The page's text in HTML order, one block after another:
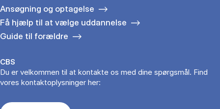
Ansøgning og optagelse
Få hjælp til at vælge uddannelse
Guide til forældre
CBS
Du er velkommen til at kontakte os med dine spørgsmål. Find
vores kontaktoplysninger her: